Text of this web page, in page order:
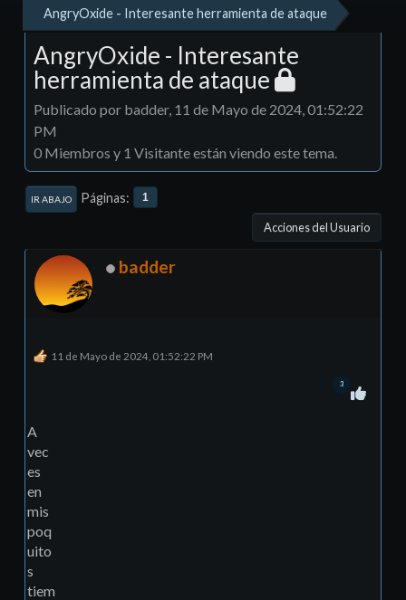
AngryOxide - Interesante herramienta de ataque
AngryOxide - Interesante
herramienta de ataque
Publicado por badder, 11 de Mayo de 2024, 01:52:22
PM
0 Miembros y 1 Visitante están viendo este tema.
IR ABAJO Páginas 1
Acciones del Usuario
badder
11 de Mayo de 2024, 01:52:22 PM
A
vec
es
en
mis
poq
uito
s
tiem
3